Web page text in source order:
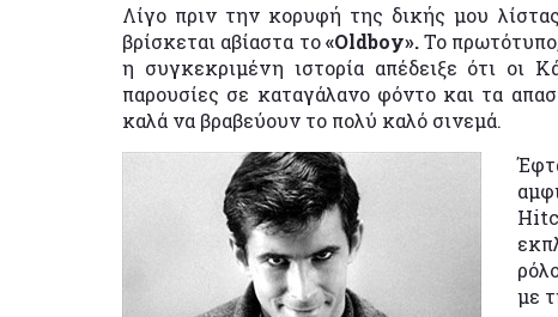
Λίγο πριν την κορυφή της δικής μου
βρίσκεται αβίαστα το«Oldboy».Το
η συγκεκριμένη ιστορία απέδειξε ότι οι
παρουσίες σε καταγάλανο φόντο και τα
καλά να βραβεύουν το πολύ καλό σινεμά.
με